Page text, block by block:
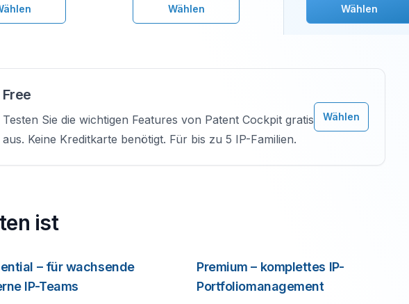
Wählen Wählen
Free
Testen Sie die wichtigen Features von Patent Cockpit gratis
aus. Keine Kreditkarte benötigt. Für bis zu 5 IP-Familien.
Wählen
ist
– für wachsende
IP-Teams
Premium – komplettes IP-
Portfoliomanagement